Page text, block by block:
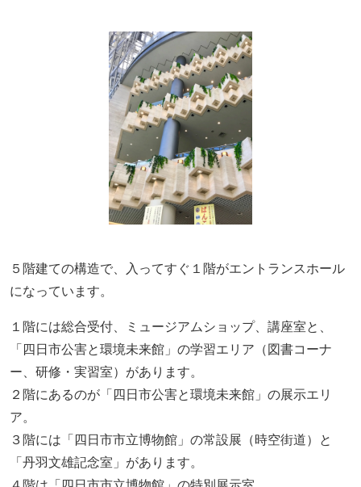
５階建ての構造で、入ってすぐ１階がエントランスホール
になっています。
１階には総合受付、ミュージアムショップ、講座室と、
「四日市公害と環境未来館」の学習エリア（図書コーナ
ー、研修・実習室）があります。
２階にあるのが「四日市公害と環境未来館」の展示エリ
ア。
３階には「四日市市立博物館」の常設展（時空街道）と
「丹羽文雄記念室」があります。